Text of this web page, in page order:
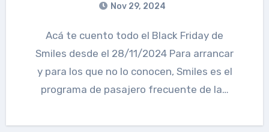
Nov 29, 2024
Acá te cuento todo el Black Friday de
Smiles desde el 28/11/2024 Para arrancar
y para los que no lo conocen, Smiles es el
programa de pasajero frecuente de la…